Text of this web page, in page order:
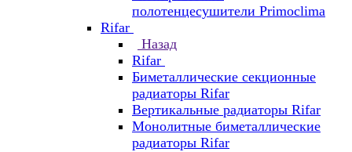
полотенцесушители Primoclima
Rifar
Назад
Rifar
Биметаллические секционные
радиаторы Rifar
Вертикальные радиаторы Rifar
Монолитные биметаллические
радиаторы Rifar